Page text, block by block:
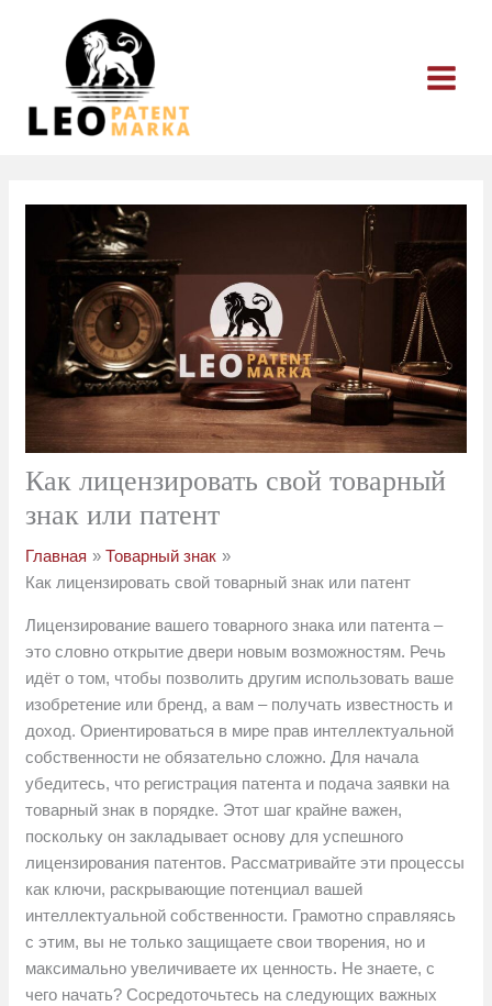
содержимому
Как лицензировать свой товарный
знак или патент
Главная
Товарный знак
Как лицензировать свой товарный знак или патент
Лицензирование вашего товарного знака или патента –
это словно открытие двери новым возможностям. Речь
идёт о том, чтобы позволить другим использовать ваше
изобретение или бренд, а вам – получать известность и
доход. Ориентироваться в мире прав интеллектуальной
собственности не обязательно сложно. Для начала
убедитесь, что регистрация патента и подача заявки на
товарный знак в порядке. Этот шаг крайне важен,
поскольку он закладывает основу для успешного
лицензирования патентов. Рассматривайте эти процессы
как ключи, раскрывающие потенциал вашей
интеллектуальной собственности. Грамотно справляясь
с этим, вы не только защищаете свои творения, но и
максимально увеличиваете их ценность. Не знаете, с
чего начать? Сосредоточьтесь на следующих важных